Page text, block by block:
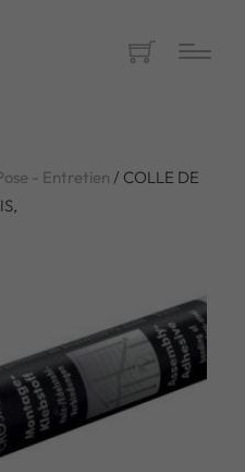
- Entretien / COLLE DE